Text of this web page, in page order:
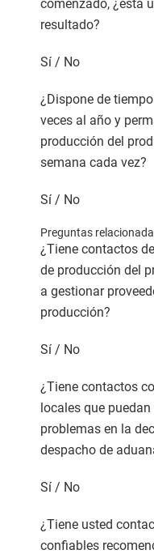
comenzado, ¿está
resultado?
Sí / No
¿Dispone de
veces al año y
producción del
semana cada vez?
Sí / No
Preguntas
¿Tiene contactos
de producción del
a gestionar
producción?
Sí / No
¿Tiene contactos
locales que
problemas en la
despacho de
Sí / No
¿Tiene usted
confiables